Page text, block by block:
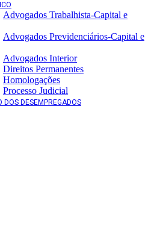
Advogados Trabalhista-Capital e
Advogados Previdenciários-Capital e
Advogados Interior
Direitos Permanentes
Homologações
Processo Judicial
DOS DESEMPREGADOS